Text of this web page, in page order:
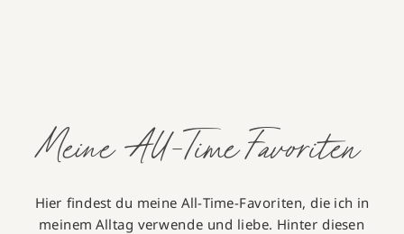
Meine All-Time Favoriten
Hier findest du meine All-Time-Favoriten, die ich in
meinem Alltag verwende und liebe. Hinter diesen